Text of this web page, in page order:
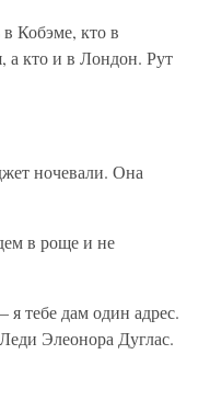
Кобэме, кто в
а кто и в Лондон. Рут
ночевали. Она
в роще и не
тебе дам один адрес.
Элеонора Дуглас.